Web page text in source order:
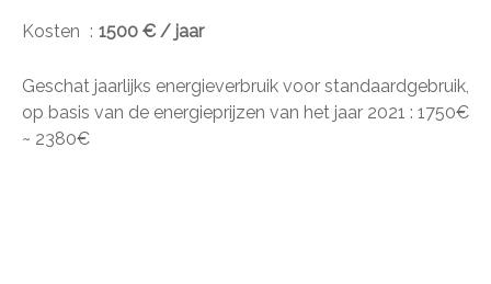
Kosten 1500 € / jaar
Geschat jaarlijks energieverbruik voor standaardgebruik,
op basis van de energieprijzen van het jaar 2021 : 1750€
~ 2380€